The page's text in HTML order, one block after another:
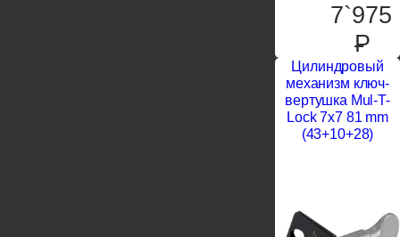
7`975
P
Цилиндровый
механизм ключ-
вертушка Mul-T-
Lock 7x7 81 mm
(43+10+28)